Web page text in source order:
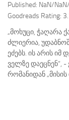
Published: NaN/
Goodreads Rating:
„მოხუცი, ჭაღარა
ძლიერია,
ეძებს. ის არის
ველზე დაეცნენ“,
რომანიდან